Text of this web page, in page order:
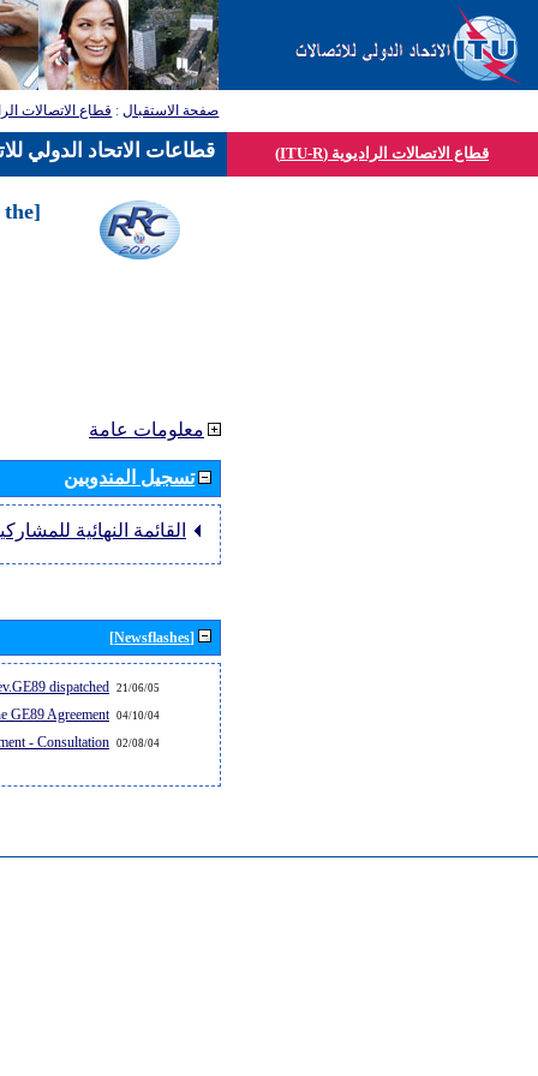
صفحة الاستقبال: قطاع الاتصالات
قطاع الاتصالات الراديوية (ITU-R)
معلومات عامة
تسجيل المندوبين
القائمة النهائية
[Newsflashes]
21/06/05
dispatched...
04/10/04
GE89 Agreement
02/08/04
- Consultation
قطاعات الاتحاد الدولي